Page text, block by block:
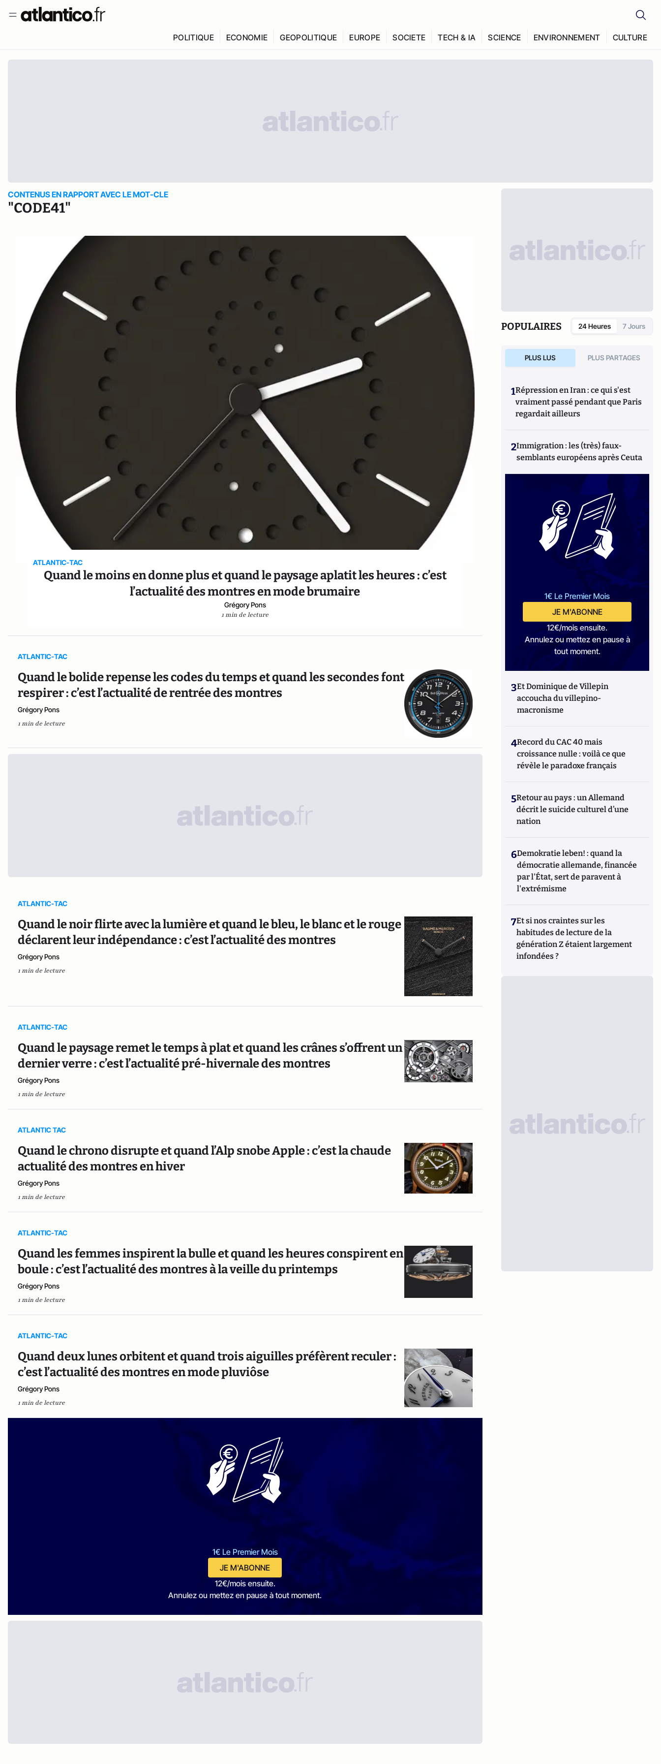
POLITIQUE ECONOMIE GEOPOLITIQUE EUROPE SOCIETE TECH & IA SCIENCE ENVIRONNEMENT CULTURE
CONTENUS EN RAPPORT AVEC LE MOT-CLE
"CODE41"
ATLANTIC-TAC
Quand le moins en donne plus et quand le paysage aplatit les heures : c’est
l’actualité des montres en mode brumaire
Grégory Pons
1 min de lecture
ATLANTIC-TAC
Quand le bolide repense les codes du temps et quand les secondes font
respirer : c’est l’actualité de rentrée des montres
Grégory Pons
1 min de lecture
ATLANTIC-TAC
Quand le noir flirte avec la lumière et quand le bleu, le blanc et le rouge
déclarent leur indépendance : c’est l’actualité des montres
Grégory Pons
1 min de lecture
ATLANTIC-TAC
Quand le paysage remet le temps à plat et quand les crânes s’offrent un
dernier verre : c’est l’actualité pré-hivernale des montres
Grégory Pons
1 min de lecture
ATLANTIC TAC
Quand le chrono disrupte et quand l’Alp snobe Apple : c’est la chaude
actualité des montres en hiver
Grégory Pons
1 min de lecture
ATLANTIC-TAC
Quand les femmes inspirent la bulle et quand les heures conspirent en
boule : c’est l’actualité des montres à la veille du printemps
Grégory Pons
1 min de lecture
ATLANTIC-TAC
Quand deux lunes orbitent et quand trois aiguilles préfèrent reculer :
c’est l’actualité des montres en mode pluviôse
Grégory Pons
1 min de lecture
1€ Le Premier Mois
JE M'ABONNE
12€/mois ensuite.
Annulez ou mettez en pause à tout moment.
POPULAIRES 24 Heures 7 Jours
PLUS LUS PLUS PARTAGES
1Répression en Iran : ce qui s'est
vraiment passé pendant que Paris
regardait ailleurs
2Immigration : les (très) faux-
semblants européens après Ceuta
1€ Le Premier Mois
JE M'ABONNE
12€/mois ensuite.
Annulez ou mettez en pause à
tout moment.
3Et Dominique de Villepin
accoucha du villepino-
macronisme
4Record du CAC 40 mais
croissance nulle : voilà ce que
révèle le paradoxe français
5Retour au pays : un Allemand
décrit le suicide culturel d’une
nation
6Demokratie leben! : quand la
démocratie allemande, financée
par l'État, sert de paravent à
l'extrémisme
7Et si nos craintes sur les
habitudes de lecture de la
génération Z étaient largement
infondées ?